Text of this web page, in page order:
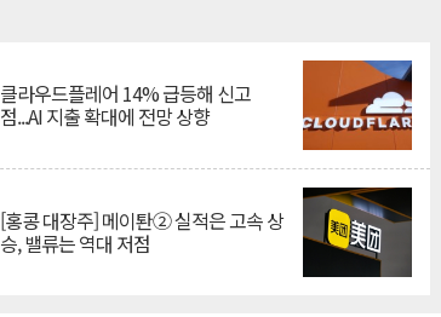
클라우드플레어 14% 급등해 신고
점...AI 지출 확대에 전망 상향
[홍콩 대장주] 메이퇀② 실적은 고속 상
승, 밸류는 역대 저점